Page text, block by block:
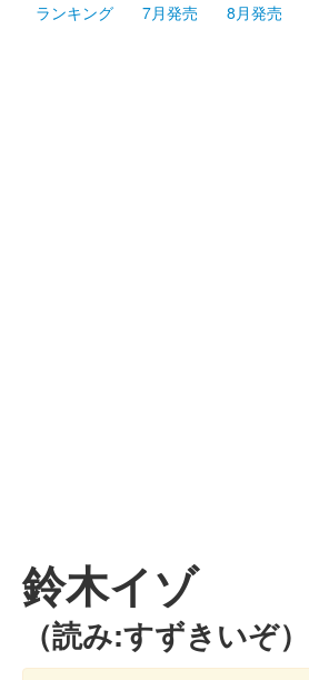
プレミアム
ランキング
7月発売 8月発売
鈴木イゾ
（読み:すずきいぞ）